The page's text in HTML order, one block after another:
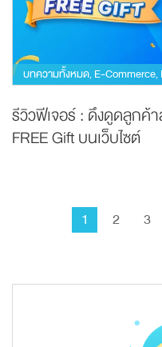
บทความทั้งหมด, E-Commerce,
รีวิวฟีเจอร์ : ดึงดูดลูกค้
FREE Gift บนเว็บไซต์
1 2 3